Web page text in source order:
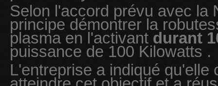
Selon l'accord prévu avec la
principe démontrer la
plasma en l'activant durant
puissance de 100 Kilowatts .
L'entreprise a indiqué qu'elle